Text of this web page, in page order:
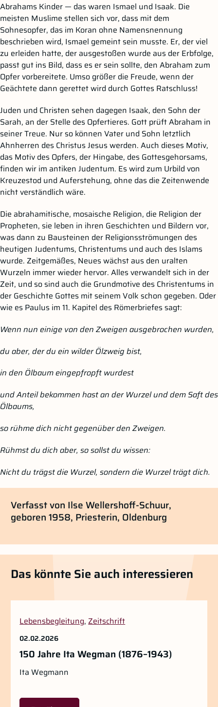
Abrahams Kinder — das waren Ismael und Isaak. Die
meisten Muslime stellen sich vor, dass mit dem
Sohnesopfer, das im Koran ohne Namensnennung
beschrieben wird, Ismael gemeint sein musste. Er, der viel
zu erleiden hatte, der ausgestoßen wurde aus der Erbfolge,
passt gut ins Bild, dass es er sein sollte, den Abraham zum
Opfer vorbereitete. Umso größer die Freude, wenn der
Geächtete dann gerettet wird durch Gottes Ratschluss!
Juden und Christen sehen dagegen Isaak, den Sohn der
Sarah, an der Stelle des Opfertieres. Gott prüft Abraham in
seiner Treue. Nur so können Vater und Sohn letztlich
Ahnherren des Christus Jesus werden. Auch dieses Motiv,
das Motiv des Opfers, der Hingabe, des Gottesgehorsams,
finden wir im antiken Judentum. Es wird zum Urbild von
Kreuzestod und Auferstehung, ohne das die Zeitenwende
nicht verständlich wäre.
Die abrahamitische, mosaische Religion, die Religion der
Propheten, sie leben in ihren Geschichten und Bildern vor,
was dann zu Bausteinen der Religionsströmungen des
heutigen Judentums, Christentums und auch des Islams
wurde. Zeitgemäßes, Neues wächst aus den uralten
Wurzeln immer wieder hervor. Alles verwandelt sich in der
Zeit, und so sind auch die Grundmotive des Christentums in
der Geschichte Gottes mit seinem Volk schon gegeben. Oder
wie es Paulus im 11. Kapitel des Römerbriefes sagt:
Wenn nun einige von den Zweigen ausgebrochen wurden,
du aber, der du ein wilder Ölzweig bist,
in den Ölbaum eingepfropft wurdest
und Anteil bekommen hast an der Wurzel und dem Saft des
Ölbaums,
so rühme dich nicht gegenüber den Zweigen.
Rühmst du dich aber, so sollst du wissen:
Nicht du trägst die Wurzel, sondern die Wurzel trägt dich.
Verfasst von Ilse Wellershoff-Schuur,
geboren 1958, Priesterin, Oldenburg
Das könnte Sie auch interessieren
Lebensbegleitung,Zeitschrift
02.02.2026
150 Jahre Ita Wegman (1876–1943)
Ita Wegmann